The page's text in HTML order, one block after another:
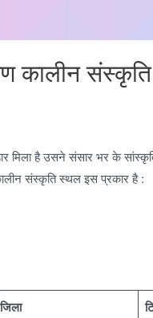
कालीन
मिला है उसने संसार भर के
संस्कृति स्थल इस प्रकार है :
जिला